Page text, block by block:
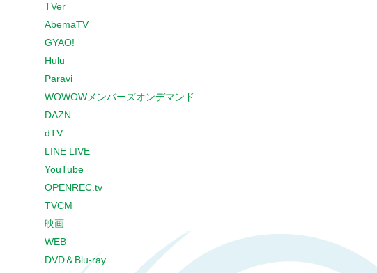
TVer
AbemaTV
GYAO!
Hulu
Paravi
WOWOWメンバーズオンデマンド
DAZN
dTV
LINE LIVE
YouTube
OPENREC.tv
TVCM
映画
WEB
DVD＆Blu-ray